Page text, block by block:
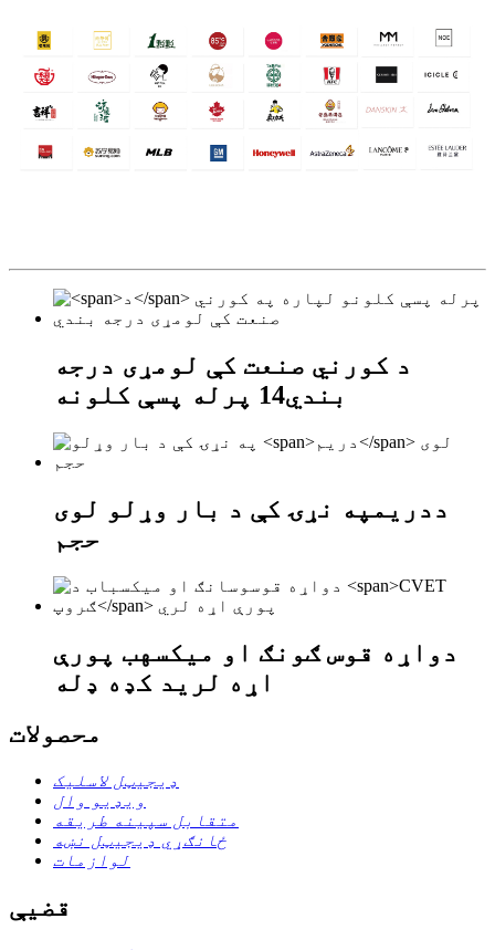
د کورني صنعت کې لومړی درجه
بندي14 پرله پسې کلونه
ددریمپه نړۍ کې د بار وړلو لوی
حجم
دواړه قوس ګونګ او میکسهب پورې
اړه لريد کډه ډله
محصولات
ډیجیټل لاسلیک
ویډیو وال
متقابل سپینه طریقه
ځانګړي ډیجیټل نښه
لوازمات
قضیې